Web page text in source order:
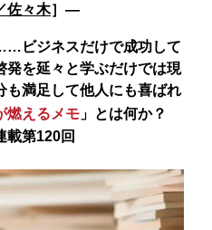
佐々木］―
ビジネスだけで成功して
発を延々と学ぶだけでは現
も満足して他人にも喜ばれ
燃えるメモ 」とは何か？
載第120回